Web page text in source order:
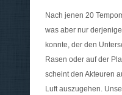
Nach jenen 20
was aber nur
konnte, der den
Rasen oder auf der
scheint den Akteuren
Luft auszugehen.